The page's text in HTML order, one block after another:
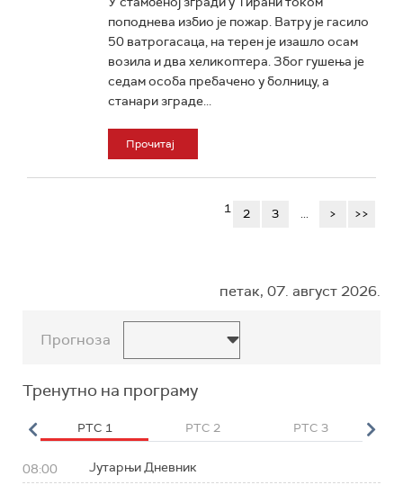
поподнева избио је пожар. Ватру је гасило
50 ватрогасаца, на терен је изашло осам
возила и два хеликоптера. Због гушења је
седам особа пребачено у болницу, а
станари зграде...
Прочитај
1 2 3 ... > >>
петак, 07. август 2026.
Прогноза
Тренутно на програму
РТС 1 РТС 2 РТС 3
08:00 Јутарњи Дневник